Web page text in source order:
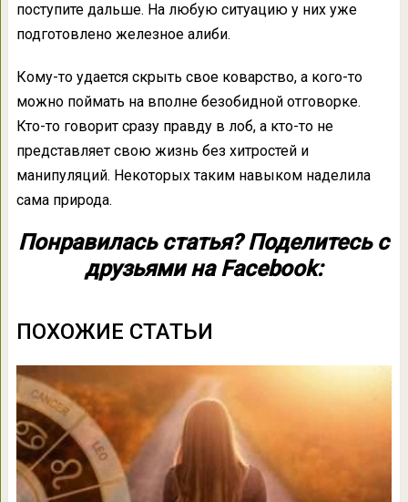
поступите дальше. На любую ситуацию у них уже
подготовлено железное алиби.
Кому-то удается скрыть свое коварство, а кого-то
можно поймать на вполне безобидной отговорке.
Кто-то говорит сразу правду в лоб, а кто-то не
представляет свою жизнь без хитростей и
манипуляций. Некоторых таким навыком наделила
сама природа.
Понравилась статья? Поделитесь с
друзьями на Facebook:
ПОХОЖИЕ СТАТЬИ